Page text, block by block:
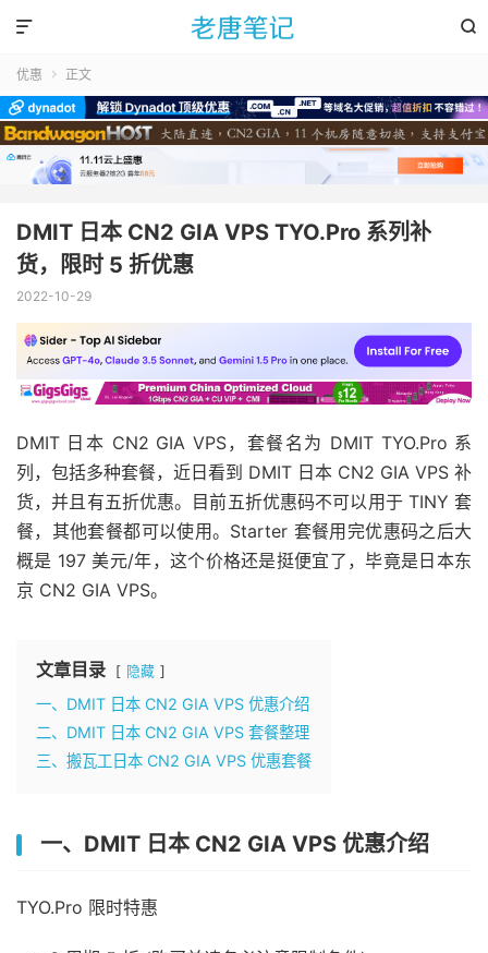


优惠  正文
DMIT 日本 CN2 GIA VPS TYO.Pro 系列补
货，限时 5 折优惠
2022-10-29
DMIT 日本 CN2 GIA VPS，套餐名为 DMIT TYO.Pro 系
列，包括多种套餐，近日看到 DMIT 日本 CN2 GIA VPS 补
货，并且有五折优惠。目前五折优惠码不可以用于 TINY 套
餐，其他套餐都可以使用。Starter 套餐用完优惠码之后大
概是 197 美元/年，这个价格还是挺便宜了，毕竟是日本东
京 CN2 GIA VPS。
文章目录 隐藏
一、DMIT 日本 CN2 GIA VPS 优惠介绍
二、DMIT 日本 CN2 GIA VPS 套餐整理
三、搬瓦工日本 CN2 GIA VPS 优惠套餐
一、DMIT 日本 CN2 GIA VPS 优惠介绍
TYO.Pro 限时特惠